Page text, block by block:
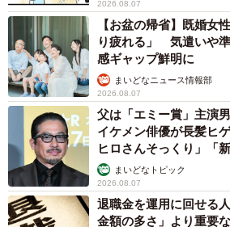
2026.08.07
【お盆の帰省】既婚女
り疲れる」 気遣いや
感ギャップ鮮明に
まいどなニュース情報部
2026.08.07
父は「エミー賞」主演
イケメン俳優が長髪ヒ
ヒロさんそっくり」「
まいどなトピック
2026.08.07
退職金を運用に回せる
金額の多さ」より重要